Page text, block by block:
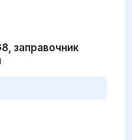
заправочник